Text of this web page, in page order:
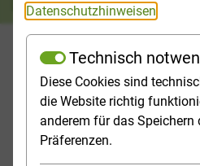
Datenschutzhinweisen
Technisch
Diese Cookies sind
die Website richtig
anderem für das Speichern
Präferenzen.
Studies & Universities
Homepage[Translate to English:]